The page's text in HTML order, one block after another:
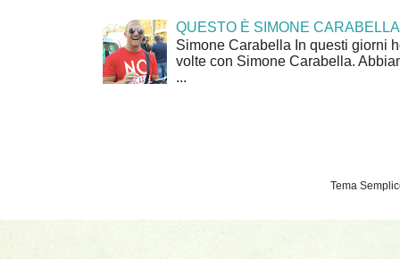
QUESTO È SIMONE CARABELLA
Simone Carabella In questi giorni
volte con Simone Carabella.
...
Tema